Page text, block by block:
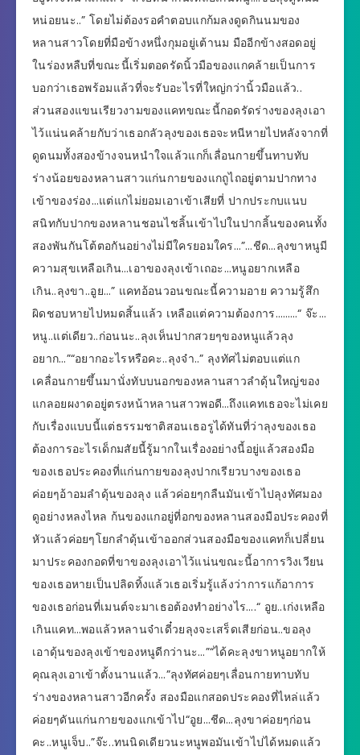
หน่อยนะ..” โดยไม่ต้องรอคำตอบแกก้มลงดูดกินนมของ
หลานสาวโดยที่มือข้างหนึ่งกุมอยู่เต้านม มืออีกข้างสอดอยู่
ในร่องหลืบที่ขณะนี้เริ่มตอดรัดนิ้วมือของแกคล้ายเป็นการ
บอกว่าเธอพร้อมแล้วที่จะรับอะไรที่ใหญ่กว่านิ้วมือแล้ว..
ส่วนสองแขนเรียวงามของแคทขณะนี้กอดรัดร่างของลุงเอา
ไว้แน่นคล้ายกับว่าเธอกลัวลุงของเธอจะหนีหายไปหลังจากที่
ดูดนมทั้งสองข้างจนหนำใจแล้วแกก็เลื่อนกายขึ้นทาบทับ
ร่างน้อยของหลานสาวแก่นกายของแกถูไถอยู่ตามปากทาง
เข้าของร่อง…แต่แกไม่ยอมเอาเข้าเสียที่ ปากประกบแนบ
สนิทกับปากของหลานชอนไชลิ้นเข้าไปในปากลิ้นของคนทั้ง
สองพันกันโต้ตอกันอย่างไม่มีใครยอมใคร…”…ชีด…ลุงขาหนูมี
ความสุขเหลือเกิน…เอาของลุงเข้าเถอะ…หนูอยากเหลือ
เกิน..ลุงขา..อูย…” แคทอ้อนวอนขณะนี้ความอาย ความรู้สึก
ผิดชอบหายไปหมดสิ้นแล้ว เหลือแต่ความต้องการ………“ จ๊ะ…
หนู..แต่เดียว..ก่อนนะ..ลุงเห็นปากสวยๆของหนูแล้วลุง
อยาก…”“อยากอะไรหรือคะ..ลุงจ๋า..” ลุงทัศไม่ตอบแต่แก
เคลื่อนกายขึ้นมานั่งทับบนอกของหลานสาวลำดุ้นใหญ่ของ
แกลอยผงาดอยู่ตรงหน้าหลานสาวพอดี…ถึงแคทเธอจะไม่เคย
กับเรื่องแบบนี้แต่ธรรมชาติสอนเธอรูได้ทันที่ว่าลุงของเธอ
ต้องการอะไรเด็กมสัยนี้รู้มากในเรื่องอย่างนี้อยู่แล้วสองมือ
ของเธอประคองที่แก่นกายของลุงปากเรียวบางของเธอ
ค่อยๆอ้าอมลำดุ้นของลุง แล้วค่อยๆกลืนมันเข้าไปลุงทัศมอง
ดูอย่างหลงไหล ก้นของแกอยู่ที่อกของหลานสองมือประคองที่
หัวแล้วค่อยๆโยกลำดุ้นเข้าออกส่วนสองมือของแคทก็เปลี่ยน
มาประคองกอดที่ขาของลุงเอาไว้แน่นขณะนี้อาการวิงเวียน
ของเธอหายเป็นปลิดทิ้งแล้วเธอเริ่มรู้แล้งว่าการแก้อาการ
ของเธอก่อนที่เมนต์จะมาเธอต้องทำอย่างไร….“ อูย..เก่งเหลือ
เกินแคท…พอแล้วหลานจ๋าเดี๋วยลุงจะเสร็ดเสียก่อน..ขอลุง
เอาดุ้นของลุงเข้าของหนูดีกว่านะ…”“ได้คะลุงขาหนูอยากให้
คุณลุงเอาเข้าตั้งนานแล้ว…”ลุงทัศค่อยๆเลื่อนกายทาบทับ
ร่างของหลานสาวอีกครั้ง สองมือแกสอดประคองที่ไหล่แล้ว
ค่อยๆดันแก่นกายของแกเข้าไป“อูย…ชีด…ลุงขาค่อยๆก่อน
คะ..หนูเจ็บ..”จ๊ะ..ทนนิดเดียวนะหนูพอมันเข้าไปได้หมดแล้ว